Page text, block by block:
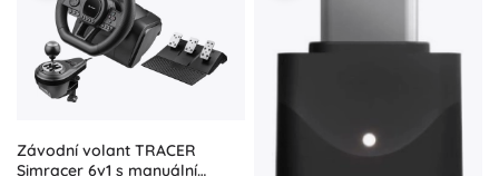
Závodní volant TRACER
Simracer 6v1 s manuální